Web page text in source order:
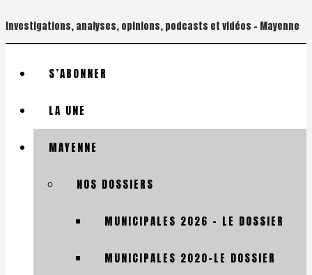
Investigations, analyses, opinions, podcasts et vidéos – Mayenne
S’ABONNER
LA UNE
MAYENNE
NOS DOSSIERS
MUNICIPALES 2026 – LE DOSSIER
MUNICIPALES 2020-LE DOSSIER